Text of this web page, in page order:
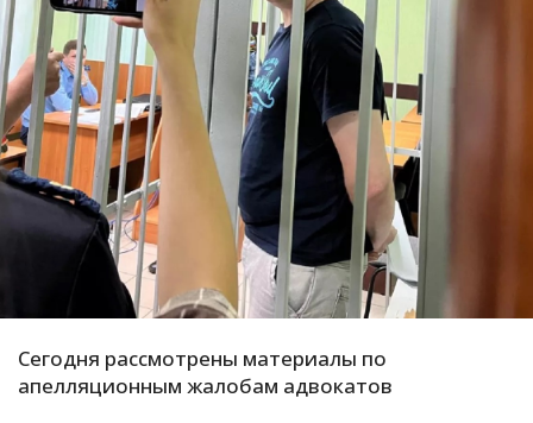
В
Е
И
Р
С
Т
Сегодня рассмотрены материалы по
апелляционным жалобам адвокатов